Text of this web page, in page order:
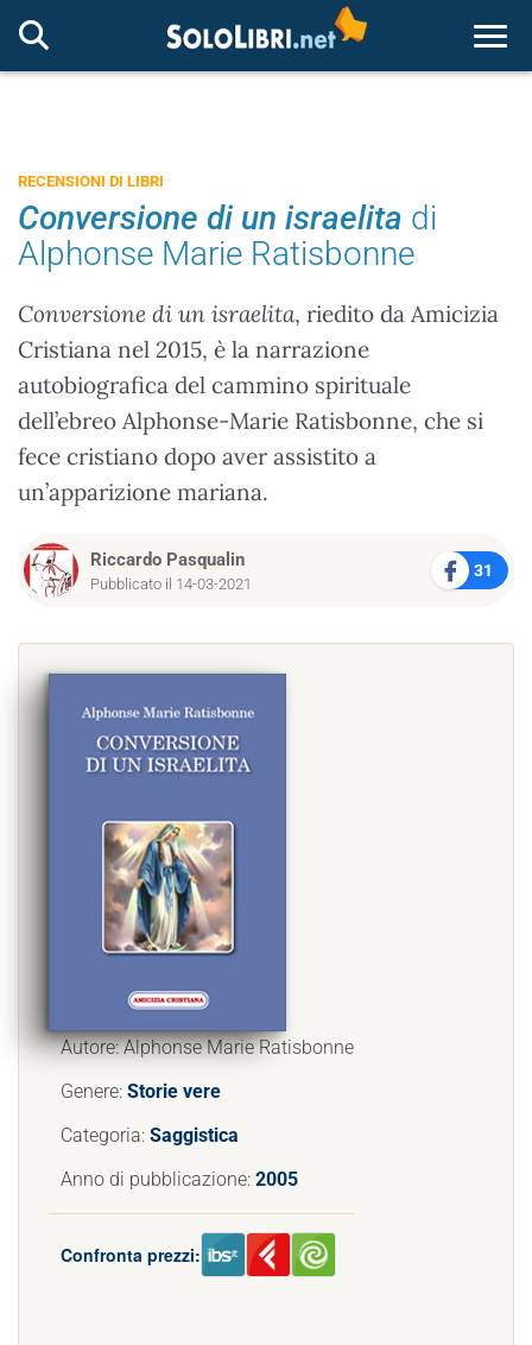
RECENSIONI DI LIBRI
Conversione di un israelita di
Alphonse Marie Ratisbonne
Conversione di un israelita, riedito da Amicizia
Cristiana nel 2015, è la narrazione
autobiografica del cammino spirituale
dell’ebreo Alphonse-Marie Ratisbonne, che si
fece cristiano dopo aver assistito a
un’apparizione mariana.
Riccardo Pasqualin
Pubblicato il 14-03-2021
31
Autore: Alphonse Marie Ratisbonne
Genere: Storie vere
Categoria: Saggistica
Anno di pubblicazione: 2005
Confronta prezzi: